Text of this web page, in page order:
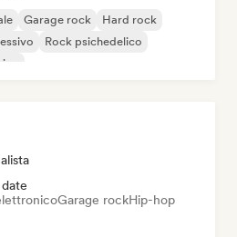
Garage rock
Hard rock
Rock psichedelico
Garage rockHip-hop